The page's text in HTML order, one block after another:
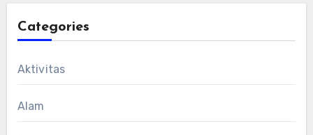
Categories
Aktivitas
Alam